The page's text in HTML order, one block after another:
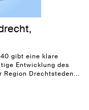
gibt eine klare
Entwicklung des
Region Drechtsteden...